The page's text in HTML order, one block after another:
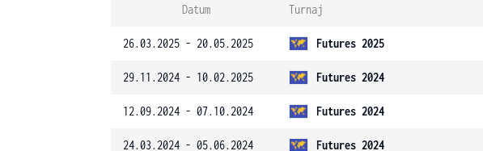
Datum Turnaj
26.03.2025 - 20.05.2025 Futures 2025
29.11.2024 - 10.02.2025 Futures 2024
12.09.2024 - 07.10.2024 Futures 2024
24.03.2024 - 05.06.2024 Futures 2024